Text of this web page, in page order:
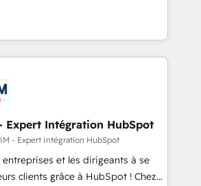
Onboarding , Data
Integration & Platform
you
investment in HubSpot.
offering you a roadmap on
and achieving Commercial
our targeted processes, we
digital transformation and minimize
we provide expertise to
2015 we are fully
and with an experienced
with reputable companies in
as manufacturing, SaaS and
We prepare a customized
Expert Intégration HubSpot
- Expert Intégration HubSpot
et les dirigeants à se
clients grâce à HubSpot ! Chez